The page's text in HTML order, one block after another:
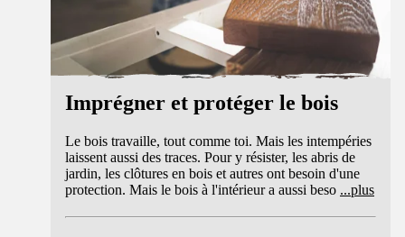
Imprégner et protéger le bois
Le bois travaille, tout comme toi. Mais les intempéries
laissent aussi des traces. Pour y résister, les abris de
jardin, les clôtures en bois et autres ont besoin d'une
protection. Mais le bois à l'intérieur a aussi beso ...plus